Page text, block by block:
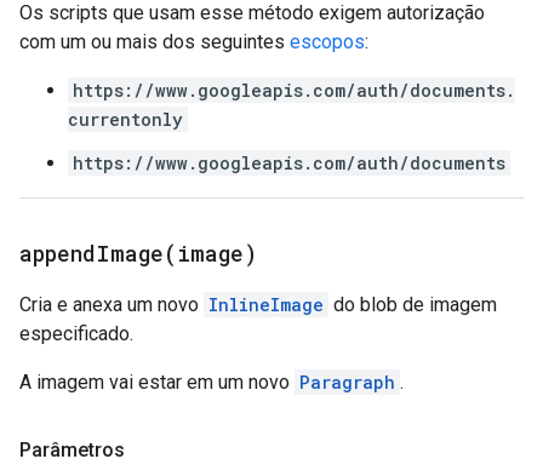
Os scripts que usam esse método exigem autorização
com um ou mais dos seguintes escopos:
https://www.googleapis.com/auth/documents.
currentonly
https://www.googleapis.com/auth/documents
appendImage( image)
Cria e anexa um novo InlineImage do blob de imagem
especificado.
A imagem vai estar em um novo Paragraph .
Parâmetros